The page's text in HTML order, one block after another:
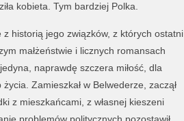
kobieta. Tym bardziej Polka.
historią jego związków, z których ostatni
małżeństwie i licznych romansach
naprawdę szczera miłość, dla
Zamieszkał w Belwederze, zaczął
z mieszkańcami, z własnej kieszeni